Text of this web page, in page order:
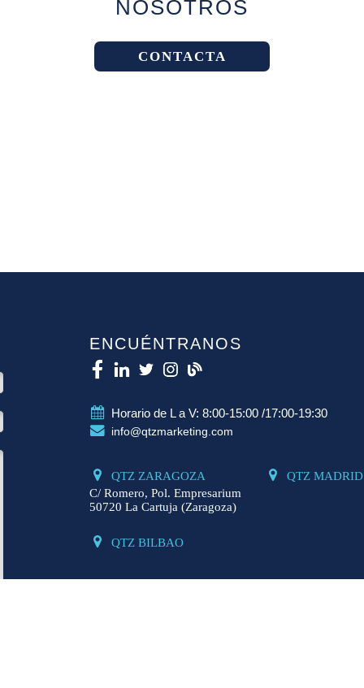
NOSOTROS
CONTACTA
ENCUÉNTRANOS
Horario de L a V: 8:00-15:00 /17:00-19:30
info@qtzmarketing.com
QTZ ZARAGOZA
C/ Romero, Pol. Empresarium
50720 La Cartuja (Zaragoza)
QTZ MADRID
QTZ BILBAO